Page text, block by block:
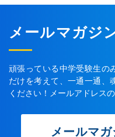
メールマガジ
頑張っている中学受験生の
だけを考えて、一通一通、
ください！メールアドレス
メールマ